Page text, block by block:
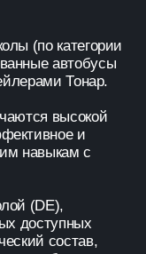
(по категории
автобусы
Тонар.
высокой
и
навыкам с
(DE),
доступных
состав,